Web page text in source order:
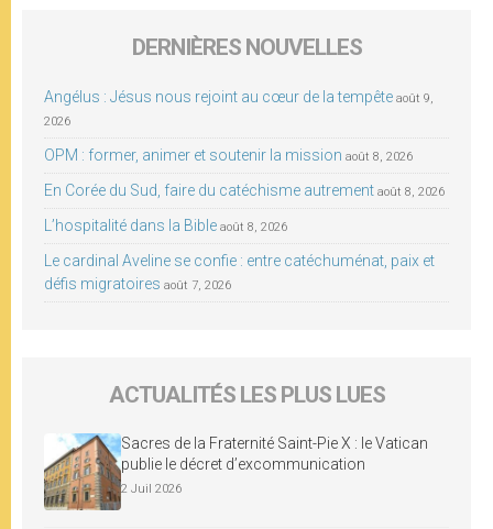
DERNIÈRES NOUVELLES
Angélus : Jésus nous rejoint au cœur de la tempête août 9,
2026
OPM : former, animer et soutenir la mission août 8, 2026
En Corée du Sud, faire du catéchisme autrement août 8, 2026
L’hospitalité dans la Bible août 8, 2026
Le cardinal Aveline se confie : entre catéchuménat, paix et
défis migratoires août 7, 2026
ACTUALITÉS LES PLUS LUES
Sacres de la Fraternité Saint-Pie X : le Vatican
publie le décret d’excommunication
2 Juil 2026